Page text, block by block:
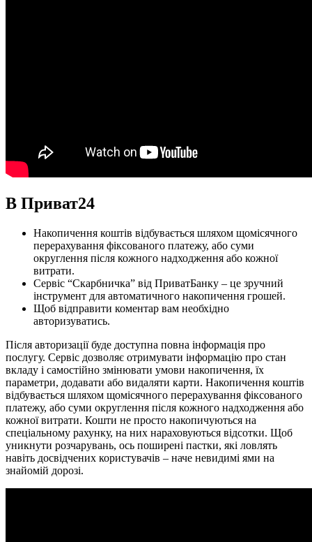
В Приват24
Накопичення коштів відбувається шляхом щомісячного
перерахування фіксованого платежу, або суми
округлення після кожного надходження або кожної
витрати.
Сервіс “Скарбничка” від ПриватБанку – це зручний
інструмент для автоматичного накопичення грошей.
Щоб відправити коментар вам необхідно
авторизуватись.
Після авторизації буде доступна повна інформація про
послугу. Сервіс дозволяє отримувати інформацію про стан
вкладу і самостійно змінювати умови накопичення, їх
параметри, додавати або видаляти карти. Накопичення коштів
відбувається шляхом щомісячного перерахування фіксованого
платежу, або суми округлення після кожного надходження або
кожної витрати. Кошти не просто накопичуються на
спеціальному рахунку, на них нараховуються відсотки. Щоб
уникнути розчарувань, ось поширені пастки, які ловлять
навіть досвідчених користувачів – наче невидимі ями на
знайомій дорозі.